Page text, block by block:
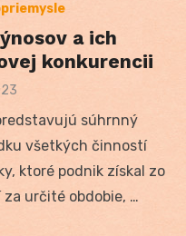
a ich
konkurencii
súhrnný
všetkých činností
ktoré podnik získal zo
určité obdobie, …